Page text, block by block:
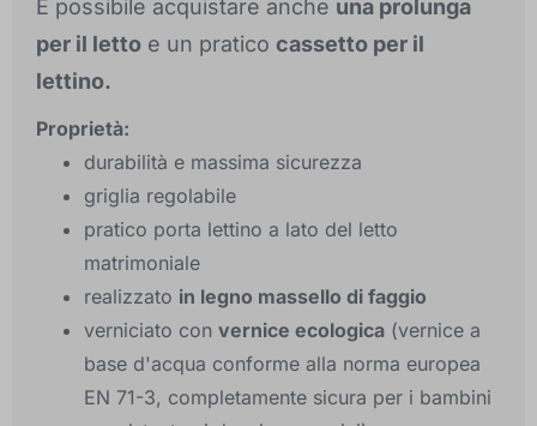
È possibile acquistare anche una prolunga
per il letto e un pratico cassetto per il
lettino.
Proprietà:
durabilità e massima sicurezza
griglia regolabile
pratico porta lettino a lato del letto
matrimoniale
realizzato in legno massello di faggio
verniciato con vernice ecologica (vernice a
base d'acqua conforme alla norma europea
EN 71-3, completamente sicura per i bambini